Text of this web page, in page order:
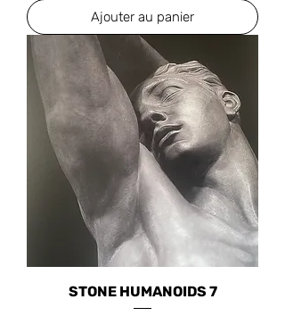
Ajouter au panier
STONE HUMANOIDS 7